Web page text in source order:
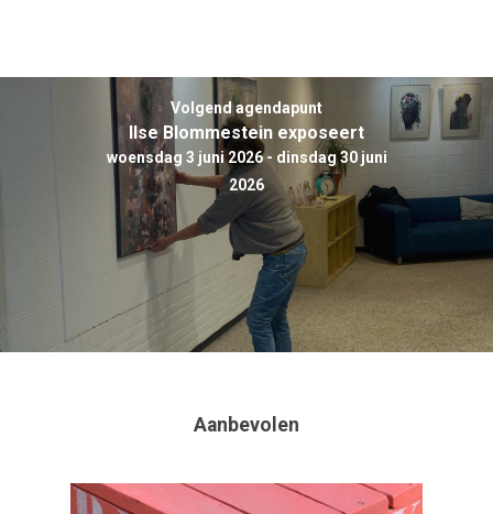
Volgend agendapunt
Ilse Blommestein exposeert
woensdag 3 juni 2026 - dinsdag 30 juni
2026
Aanbevolen
Agenda
Agenda pdf